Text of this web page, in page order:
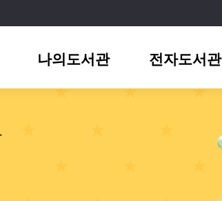
나의도서관 전자도서관